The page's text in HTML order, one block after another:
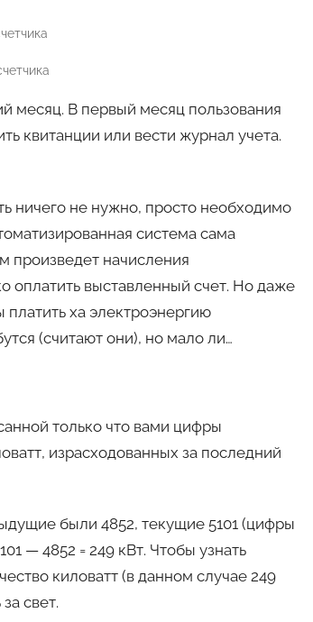
месяц. В первый месяц пользования
квитанции или вести журнал учета.
ничего не нужно, просто необходимо
система сама
произведет начисления
оплатить выставленный счет. Но даже
ха электроэнергию
(считают они), но мало ли…
только что вами цифры
израсходованных за последний
были 4852, текущие 5101 (цифры
— 4852 = 249 кВт. Чтобы узнать
киловатт (в данном случае 249
свет.